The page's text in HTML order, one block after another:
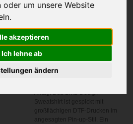
oder um unsere Website
akzeptieren
Ich lehne ab
ändern
In den
Warenkorb
Artikelnummer: PUS
Alltag. Das BMB Design
Sweatshirt ist gespickt mit
großflächigen DTF-Drucken im
angesagten Pin-up-Stil. Ein